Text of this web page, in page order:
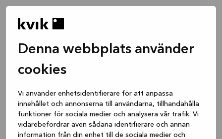
Denna webbplats använder
cookies
Vi använder enhetsidentifierare för att anpassa
innehållet och annonserna till användarna, tillhandahålla
funktioner för sociala medier och analysera vår trafik. Vi
vidarebefordrar även sådana identifierare och annan
information från din enhet till de sociala medier och